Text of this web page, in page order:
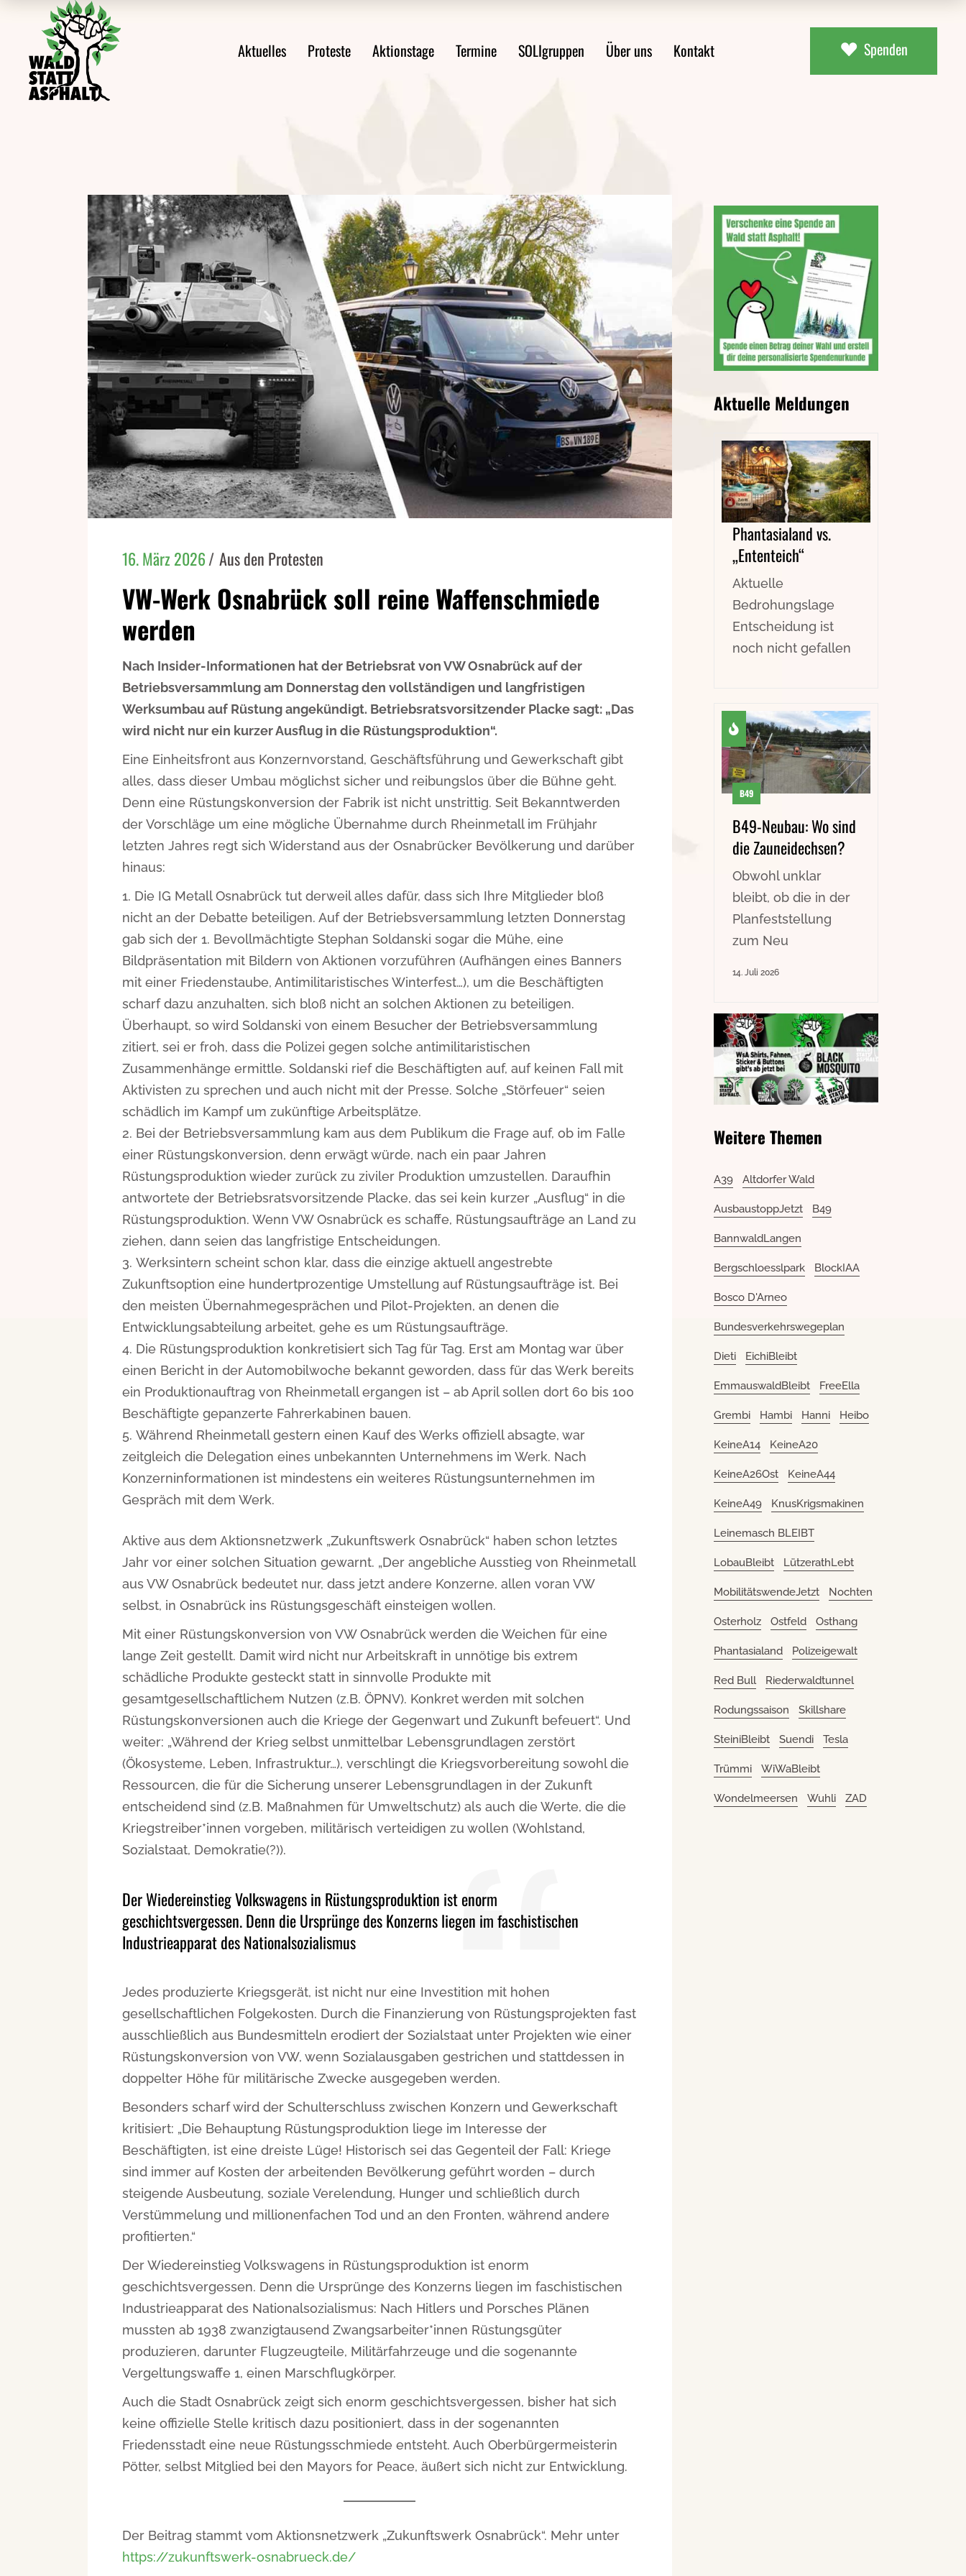
Aktuelles
Veröffentlichungen
Videos
Pressemeldungen
Newsletter
Proteste Aktionstage
Aktionsleitfaden
Termine SOLIgruppen Über uns Kontakt Spenden
Ankündigungen
Newsletter
Protest anmeldenFAQ Demoanmeldung
WsA-Material
16. März 2026 Aus den Protesten
VW-Werk Osnabrück soll reine Waffenschmiede
werden
Nach Insider-Informationen hat der Betriebsrat von VW Osnabrück auf der
Betriebsversammlung am Donnerstag den vollständigen und langfristigen
Werksumbau auf Rüstung angekündigt. Betriebsratsvorsitzender Placke sagt: „Das
wird nicht nur ein kurzer Ausflug in die Rüstungsproduktion“.
Eine Einheitsfront aus Konzernvorstand, Geschäftsführung und Gewerkschaft gibt
alles, dass dieser Umbau möglichst sicher und reibungslos über die Bühne geht.
Denn eine Rüstungskonversion der Fabrik ist nicht unstrittig. Seit Bekanntwerden
der Vorschläge um eine mögliche Übernahme durch Rheinmetall im Frühjahr
letzten Jahres regt sich Widerstand aus der Osnabrücker Bevölkerung und darüber
hinaus:
Die IG Metall Osnabrück tut derweil alles dafür, dass sich Ihre Mitglieder bloß
nicht an der Debatte beteiligen. Auf der Betriebsversammlung letzten Donnerstag
gab sich der 1. Bevollmächtigte Stephan Soldanski sogar die Mühe, eine
Bildpräsentation mit Bildern von Aktionen vorzuführen (Aufhängen eines Banners
mit einer Friedenstaube, Antimilitaristisches Winterfest…), um die Beschäftigten
scharf dazu anzuhalten, sich bloß nicht an solchen Aktionen zu beteiligen.
Überhaupt, so wird Soldanski von einem Besucher der Betriebsversammlung
zitiert, sei er froh, dass die Polizei gegen solche antimilitaristischen
Zusammenhänge ermittle. Soldanski rief die Beschäftigten auf, auf keinen Fall mit
Aktivisten zu sprechen und auch nicht mit der Presse. Solche „Störfeuer“ seien
schädlich im Kampf um zukünftige Arbeitsplätze.
Bei der Betriebsversammlung kam aus dem Publikum die Frage auf, ob im Falle
einer Rüstungskonversion, denn erwägt würde, nach ein paar Jahren
Rüstungsproduktion wieder zurück zu ziviler Produktion umzustellen. Daraufhin
antwortete der Betriebsratsvorsitzende Placke, das sei kein kurzer „Ausflug“ in die
Rüstungsproduktion. Wenn VW Osnabrück es schaffe, Rüstungsaufträge an Land zu
ziehen, dann seien das langfristige Entscheidungen.
Werksintern scheint schon klar, dass die einzige aktuell angestrebte
Zukunftsoption eine hundertprozentige Umstellung auf Rüstungsaufträge ist. Bei
den meisten Übernahmegesprächen und Pilot-Projekten, an denen die
Entwicklungsabteilung arbeitet, gehe es um Rüstungsaufträge.
Die Rüstungsproduktion konkretisiert sich Tag für Tag. Erst am Montag war über
einen Bericht in der Automobilwoche bekannt geworden, dass für das Werk bereits
ein Produktionauftrag von Rheinmetall ergangen ist – ab April sollen dort 60 bis 100
Beschäftigte gepanzerte Fahrerkabinen bauen.
Während Rheinmetall gestern einen Kauf des Werks offiziell absagte, war
zeitgleich die Delegation eines unbekannten Unternehmens im Werk. Nach
Konzerninformationen ist mindestens ein weiteres Rüstungsunternehmen im
Gespräch mit dem Werk.
Aktive aus dem Aktionsnetzwerk „Zukunftswerk Osnabrück“ haben schon letztes
Jahr vor einer solchen Situation gewarnt. „Der angebliche Ausstieg von Rheinmetall
aus VW Osnabrück bedeutet nur, dass jetzt andere Konzerne, allen voran VW
selbst, in Osnabrück ins Rüstungsgeschäft einsteigen wollen.
Mit einer Rüstungskonversion von VW Osnabrück werden die Weichen für eine
lange Zeit gestellt. Damit wird nicht nur Arbeitskraft in unnötige bis extrem
schädliche Produkte gesteckt statt in sinnvolle Produkte mit
gesamtgesellschaftlichem Nutzen (z.B. ÖPNV). Konkret werden mit solchen
Rüstungskonversionen auch die Kriege der Gegenwart und Zukunft befeuert“. Und
weiter: „Während der Krieg selbst unmittelbar Lebensgrundlagen zerstört
(Ökosysteme, Leben, Infrastruktur…), verschlingt die Kriegsvorbereitung sowohl die
Ressourcen, die für die Sicherung unserer Lebensgrundlagen in der Zukunft
entscheidend sind (z.B. Maßnahmen für Umweltschutz) als auch die Werte, die die
Kriegstreiber*innen vorgeben, militärisch verteidigen zu wollen (Wohlstand,
Sozialstaat, Demokratie(?)).
Der Wiedereinstieg Volkswagens in Rüstungsproduktion ist enorm
geschichtsvergessen. Denn die Ursprünge des Konzerns liegen im faschistischen
Industrieapparat des Nationalsozialismus
Jedes produzierte Kriegsgerät, ist nicht nur eine Investition mit hohen
gesellschaftlichen Folgekosten. Durch die Finanzierung von Rüstungsprojekten fast
ausschließlich aus Bundesmitteln erodiert der Sozialstaat unter Projekten wie einer
Rüstungskonversion von VW, wenn Sozialausgaben gestrichen und stattdessen in
doppelter Höhe für militärische Zwecke ausgegeben werden.
Besonders scharf wird der Schulterschluss zwischen Konzern und Gewerkschaft
kritisiert: „Die Behauptung Rüstungsproduktion liege im Interesse der
Beschäftigten, ist eine dreiste Lüge! Historisch sei das Gegenteil der Fall: Kriege
sind immer auf Kosten der arbeitenden Bevölkerung geführt worden – durch
steigende Ausbeutung, soziale Verelendung, Hunger und schließlich durch
Verstümmelung und millionenfachen Tod und an den Fronten, während andere
profitierten.“
Der Wiedereinstieg Volkswagens in Rüstungsproduktion ist enorm
geschichtsvergessen. Denn die Ursprünge des Konzerns liegen im faschistischen
Industrieapparat des Nationalsozialismus: Nach Hitlers und Porsches Plänen
mussten ab 1938 zwanzigtausend Zwangsarbeiter*innen Rüstungsgüter
produzieren, darunter Flugzeugteile, Militärfahrzeuge und die sogenannte
Vergeltungswaffe 1, einen Marschflugkörper.
Auch die Stadt Osnabrück zeigt sich enorm geschichtsvergessen, bisher hat sich
keine offizielle Stelle kritisch dazu positioniert, dass in der sogenannten
Friedensstadt eine neue Rüstungsschmiede entsteht. Auch Oberbürgermeisterin
Pötter, selbst Mitglied bei den Mayors for Peace, äußert sich nicht zur Entwicklung.
Der Beitrag stammt vom Aktionsnetzwerk „Zukunftswerk Osnabrück“. Mehr unter
https://zukunftswerk-osnabrueck.de/
Aktuelle Meldungen
Phantasialand vs.
„Ententeich“
Aktuelle
Bedrohungslage
Entscheidung ist
noch nicht gefallen
B49
B49-Neubau: Wo sind
die Zauneidechsen?
Obwohl unklar
bleibt, ob die in der
Planfeststellung
zum Neu
14. Juli 2026
Weitere Themen
A39 Altdorfer Wald
AusbaustoppJetzt B49
BannwaldLangen
Bergschloesslpark BlockIAA
Bosco D'Arneo
Bundesverkehrswegeplan
Dieti EichiBleibt
EmmauswaldBleibt FreeElla
Grembi Hambi Hanni Heibo
KeineA14 KeineA20
KeineA26Ost KeineA44
KeineA49 KnusKrigsmakinen
Leinemasch BLEIBT
LobauBleibt LützerathLebt
MobilitätswendeJetzt Nochten
Osterholz Ostfeld Osthang
Phantasialand Polizeigewalt
Red Bull Riederwaldtunnel
Rodungssaison Skillshare
SteiniBleibt Suendi Tesla
Trümmi WiWaBleibt
Wondelmeersen Wuhli ZAD